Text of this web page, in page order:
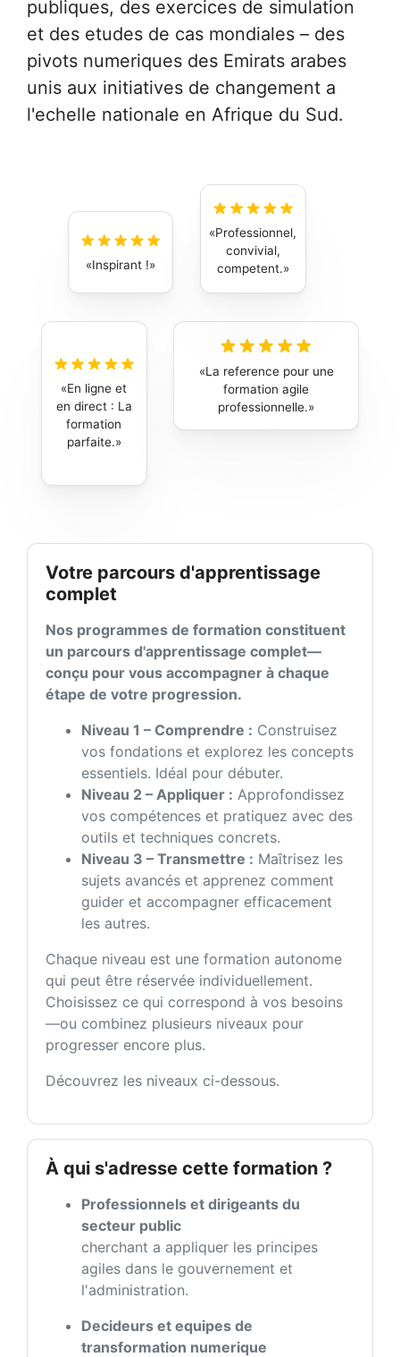
publiques, des exercices de simulation
et des etudes de cas mondiales – des
pivots numeriques des Emirats arabes
unis aux initiatives de changement a
l'echelle nationale en Afrique du Sud.
Inspirant !
En ligne et
en direct : La
formation
parfaite.
La reference pour une
formation agile
professionnelle.
Professionnel,
convivial,
competent.
Votre parcours d'apprentissage
complet
Nos programmes de formation constituent
un parcours d'apprentissage complet—
conçu pour vous accompagner à chaque
étape de votre progression.
Niveau 1 – Comprendre : Construisez
vos fondations et explorez les concepts
essentiels. Idéal pour débuter.
Niveau 2 – Appliquer : Approfondissez
vos compétences et pratiquez avec des
outils et techniques concrets.
Niveau 3 – Transmettre : Maîtrisez les
sujets avancés et apprenez comment
guider et accompagner efficacement
les autres.
Chaque niveau est une formation autonome
qui peut être réservée individuellement.
Choisissez ce qui correspond à vos besoins
—ou combinez plusieurs niveaux pour
progresser encore plus.
Découvrez les niveaux ci-dessous.
À qui s'adresse cette formation ?
Professionnels et dirigeants du
secteur public
cherchant a appliquer les principes
agiles dans le gouvernement et
l'administration.
Decideurs et equipes de
transformation numerique